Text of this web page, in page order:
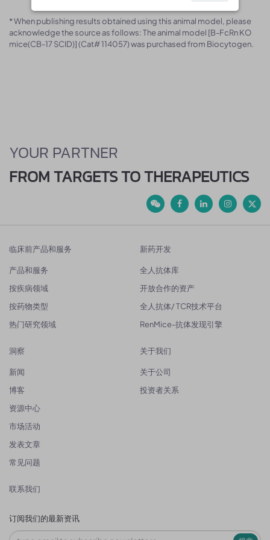
* When publishing results obtained using this animal model, please
acknowledge the source as follows: The animal model [B-FcRn KO
mice(CB-17 SCID)] (Cat# 114057) was purchased from Biocytogen.
YOUR PARTNER
FROM TARGETS TO THERAPEUTICS
临床前产品和服务
产品和服务
按疾病领域
按药物类型
热门研究领域
新药开发
全人抗体库
开放合作的资产
全人抗体/ TCR技术平台
RenMice-抗体发现引擎
洞察
新闻
博客
资源中心
市场活动
发表文章
常见问题
关于我们
关于公司
投资者关系
联系我们
订阅我们的最新资讯